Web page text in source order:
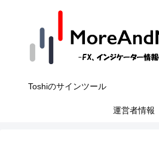
Toshiのサインツール
運営者情報